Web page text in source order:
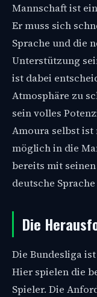
Mannschaft ist
Er muss sich
Sprache und die
Unterstützung
ist dabei
Atmosphäre zu
sein volles
Amoura selbst
möglich in die
bereits mit
deutsche
Die
Die Bundesliga
Hier spielen die
Spieler. Die